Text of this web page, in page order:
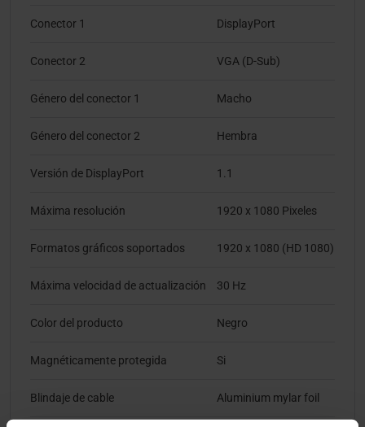
Conector 1 DisplayPort
Conector 2 VGA (D-Sub)
Género del conector 1 Macho
Género del conector 2 Hembra
Versión de DisplayPort 1.1
Máxima resolución 1920 x 1080 Pixeles
Formatos gráficos soportados 1920 x 1080 (HD 1080)
Máxima velocidad de actualización 30 Hz
Color del producto Negro
Magnéticamente protegida Si
Blindaje de cable Aluminium mylar foil